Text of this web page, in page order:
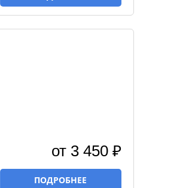
от 3 450 ₽
ПОДРОБНЕЕ